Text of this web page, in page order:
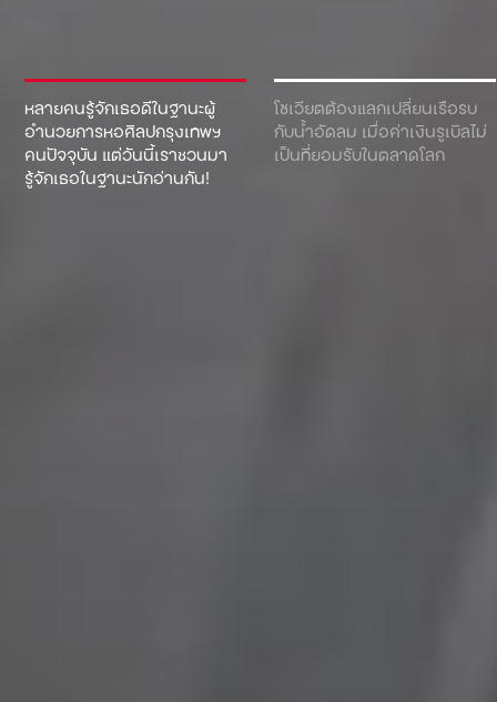
หลายคนรู้จักเธอดีในฐานะผู้
อำนวยการหอศิลปกรุงเทพฯ
คนปัจจุบัน แต่วันนี้เราชวนมา
รู้จักเธอในฐานะนักอ่านกัน!
โซเวียตต้องแลกเปลี่ยนเรือรบ
กับน้ำอัดลม เมื่อค่าเงินรูเบิลไม่
เป็นที่ยอมรับในตลาดโลก